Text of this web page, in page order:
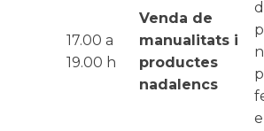
17.00 a
19.00 h
Venda de
manualitats i
productes
nadalencs